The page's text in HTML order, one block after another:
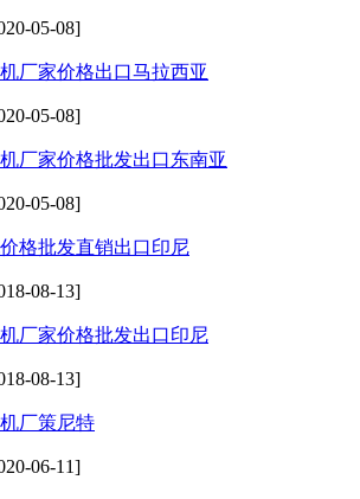
05-08]
厂家价格出口马拉西亚
05-08]
厂家价格批发出口东南亚
05-08]
格批发直销出口印尼
08-13]
厂家价格批发出口印尼
08-13]
厂策尼特
06-11]